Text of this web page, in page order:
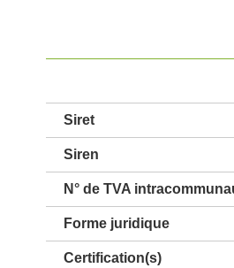
Siret
Siren
N° de TVA
Forme juridique
Certification(s)